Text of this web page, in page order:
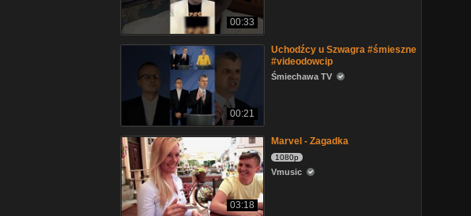
00:33
00:21
Uchodźcy u Szwagra #śmieszne
#videodowcip
Śmiechawa TV
03:18
Marvel - Zagadka
1080p
Vmusic